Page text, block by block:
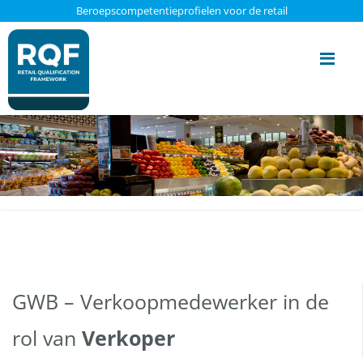
Update cookies preferences
Beroepscompetentieprofielen voor de retail
GWB – Verkoopmedewerker in de
rol van Verkoper